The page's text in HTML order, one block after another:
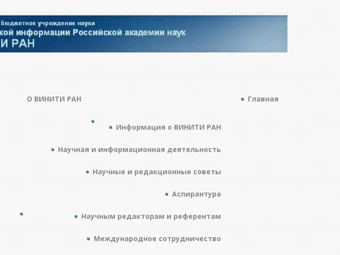
Главная
О ВИНИТИ РАН
Информация о ВИНИТИ РАН
Научная и информационная деятельность
Научные и редакционные советы
Аспирантура
Научным редакторам и референтам
Международное сотрудничество